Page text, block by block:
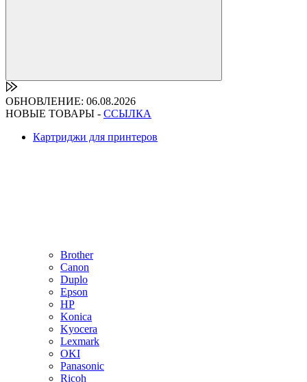
ОБНОВЛЕНИЕ: 06.08.2026
НОВЫЕ ТОВАРЫ - ССЫЛКА
Картриджи для принтеров
Brother
Canon
Duplo
Epson
HP
Konica
Kyocera
Lexmark
OKI
Panasonic
Ricoh